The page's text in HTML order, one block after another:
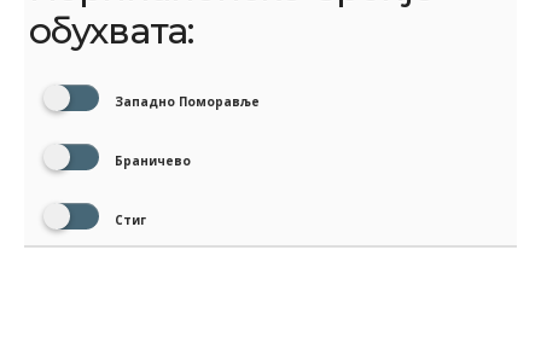
обухвата:
Западно Поморавље
Браничево
Стиг